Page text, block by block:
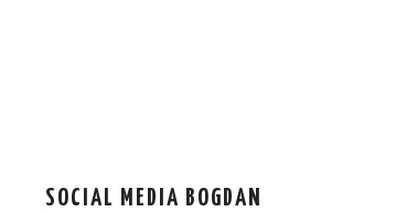
SOCIAL MEDIA BOGDAN